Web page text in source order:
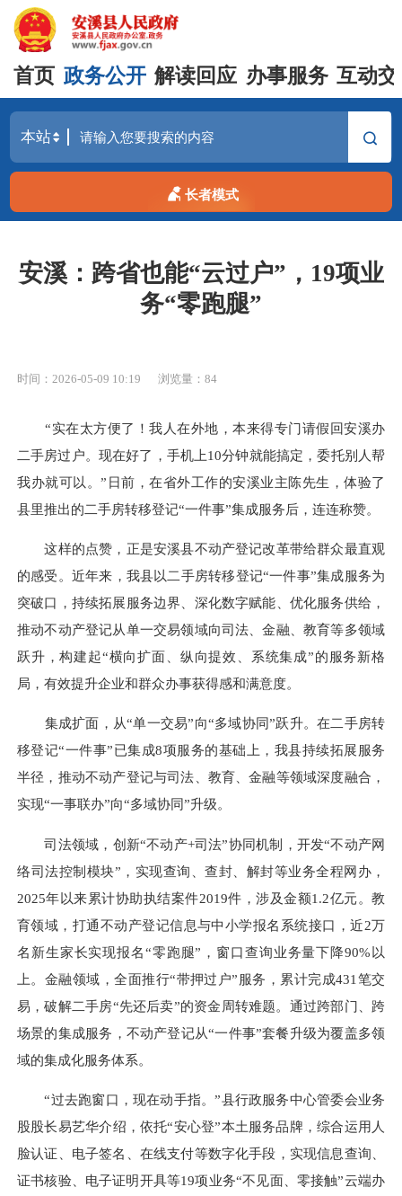
首页 政务公开 解读回应 办事服务 互动
长者模式
安溪：跨省也能“云过户”，19项业
务“零跑腿”
时间：2026-05-09 10:19 浏览量： 84
“实在太方便了！我人在外地，本来得专门请假回安溪办
二手房过户。现在好了，手机上10分钟就能搞定，委托别人帮
我办就可以。”日前，在省外工作的安溪业主陈先生，体验了
县里推出的二手房转移登记“一件事”集成服务后，连连称赞。
这样的点赞，正是安溪县不动产登记改革带给群众最直观
的感受。近年来，我县以二手房转移登记“一件事”集成服务为
突破口，持续拓展服务边界、深化数字赋能、优化服务供给，
推动不动产登记从单一交易领域向司法、金融、教育等多领域
跃升，构建起“横向扩面、纵向提效、系统集成”的服务新格
局，有效提升企业和群众办事获得感和满意度。
集成扩面，从“单一交易”向“多域协同”跃升。在二手房转
移登记“一件事”已集成8项服务的基础上，我县持续拓展服务
半径，推动不动产登记与司法、教育、金融等领域深度融合，
实现“一事联办”向“多域协同”升级。
司法领域，创新“不动产+司法”协同机制，开发“不动产网
络司法控制模块”，实现查询、查封、解封等业务全程网办，
2025年以来累计协助执结案件2019件，涉及金额1.2亿元。教
育领域，打通不动产登记信息与中小学报名系统接口，近2万
名新生家长实现报名“零跑腿”，窗口查询业务量下降90%以
上。金融领域，全面推行“带押过户”服务，累计完成431笔交
易，破解二手房“先还后卖”的资金周转难题。通过跨部门、跨
场景的集成服务，不动产登记从“一件事”套餐升级为覆盖多领
域的集成化服务体系。
“过去跑窗口，现在动手指。”县行政服务中心管委会业务
股股长易艺华介绍，依托“安心登”本土服务品牌，综合运用人
脸认证、电子签名、在线支付等数字化手段，实现信息查询、
证书核验、电子证明开具等19项业务“不见面、零接触”云端办